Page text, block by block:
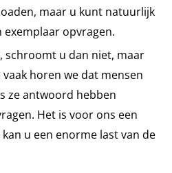
maar u kunt natuurlijk
opvragen.
schroomt u dan niet, maar
horen we dat mensen
ze antwoord hebben
Het is voor ons een
u een enorme last van de